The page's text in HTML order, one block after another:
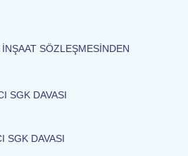
SÖZLEŞMESİNDEN
SGK DAVASI
SGK DAVASI